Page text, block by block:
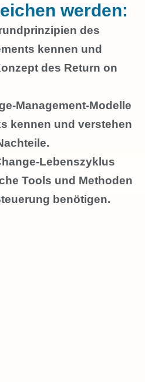
werden:
des
kennen und
des Return on
Management-Modelle
kennen und verstehen
Lebenszyklus
Tools und Methoden
benötigen.